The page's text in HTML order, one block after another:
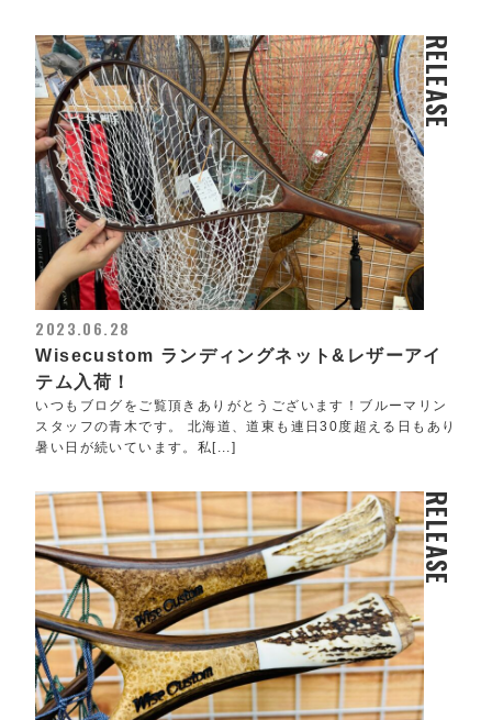
RELEASE
2023.06.28
Wisecustom ランディングネット&レザーアイ
テム入荷！
いつもブログをご覧頂きありがとうございます！ブルーマリン
スタッフの青木です。 北海道、道東も連日30度超える日もあり
暑い日が続いています。私[...]
RELEASE